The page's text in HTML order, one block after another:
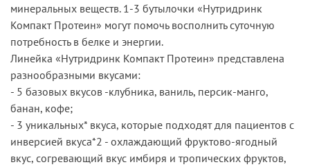
минеральных веществ. 1-3 бутылочки «Нутридринк
Компакт Протеин» могут помочь восполнить суточную
потребность в белке и энергии.
Линейка «Нутридринк Компакт Протеин» представлена
разнообразными вкусами:
- 5 базовых вкусов -клубника, ваниль, персик-манго,
банан, кофе;
- 3 уникальных* вкуса, которые подходят для пациентов с
инверсией вкуса*2 - охлаждающий фруктово-ягодный
вкус, согревающий вкус имбиря и тропических фруктов,